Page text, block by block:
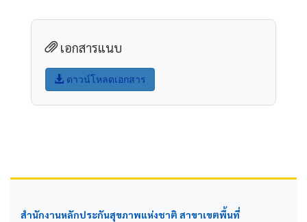
เอกสารแนบ
ดาวน์โหลดเอกสาร
สำนักงานหลักประกันสุขภาพแห่งชาติ สาขาเขตพื้นที่